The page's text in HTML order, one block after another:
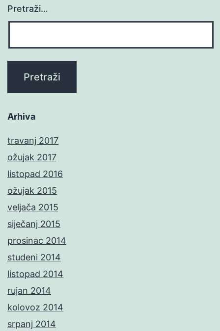
Pretraži…
Arhiva
travanj 2017
ožujak 2017
listopad 2016
ožujak 2015
veljača 2015
siječanj 2015
prosinac 2014
studeni 2014
listopad 2014
rujan 2014
kolovoz 2014
srpanj 2014